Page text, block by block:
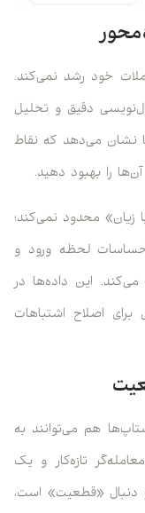
خود رشد نمی‌کند.
دقیق و تحلیل
نشان می‌دهد که نقاط
را بهبود دهید.
زیان» محدود نمی‌کند؛
احساسات لحظه ورود و
می‌کند. این داده‌ها در
اصلاح اشتباهات
هم می‌توانند به
تازه‌کار و یک
دنبال «قطعیت» است،